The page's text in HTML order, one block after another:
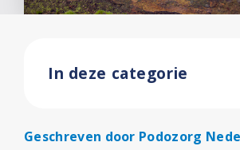
In deze categorie
Geschreven door Podozorg